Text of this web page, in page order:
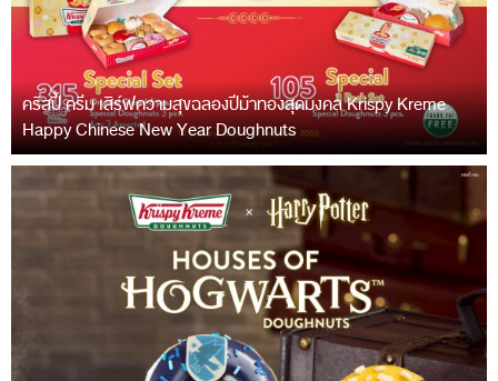
คริสปี้ ครีม เสิร์ฟความสุขฉลองปีม้าทองสุดมงคล Krispy Kreme
Happy Chinese New Year Doughnuts